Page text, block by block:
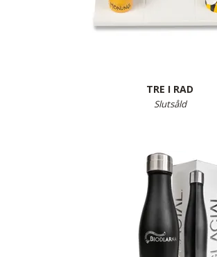
TRE I RAD
Slutsåld